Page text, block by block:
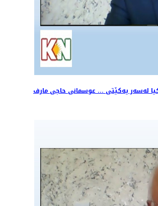
لەسەر یەکێتی ... عوسمانی حاجی مارف